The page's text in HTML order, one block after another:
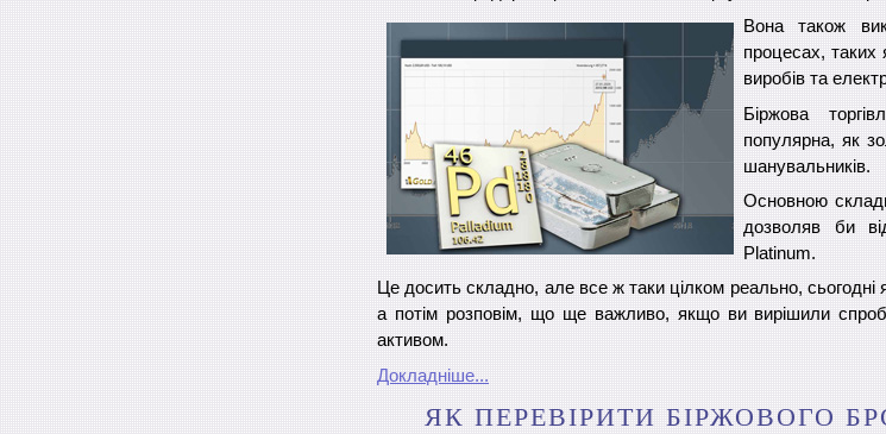
Вона також
процесах, таких
виробів та
Біржова
популярна, як
шанувальників.
Основною
дозволяв би
Platinum.
Це досить складно, але все ж таки цілком реально, сьогодні
а потім розповім, що ще важливо, якщо ви вирішили
активом.
Докладніше...
ЯК ПЕРЕВІРИТИ БІРЖОВОГО